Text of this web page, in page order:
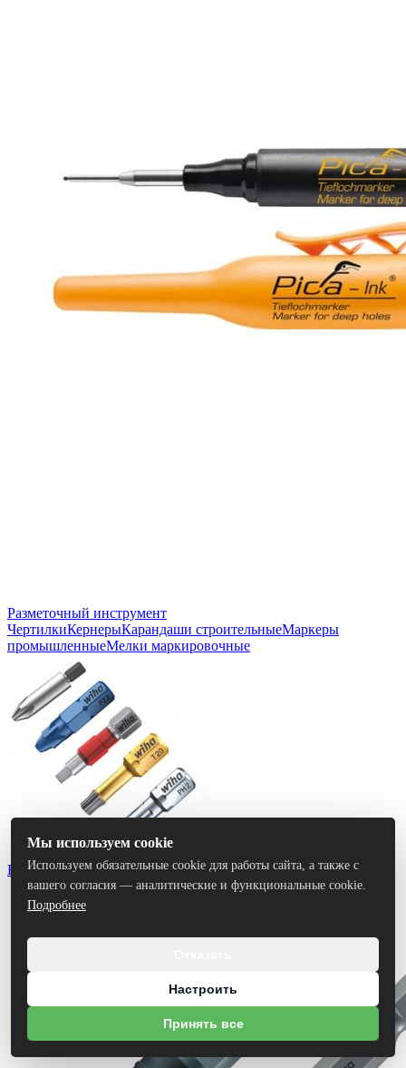
Разметочный инструмент
ЧертилкиКернерыКарандаши строительныеМаркеры
промышленныеМелки маркировочные
Биты
Мы используем cookie
Используем обязательные cookie для работы сайта, а также с
вашего согласия — аналитические и функциональные cookie.
Подробнее
Настроить
Принять все